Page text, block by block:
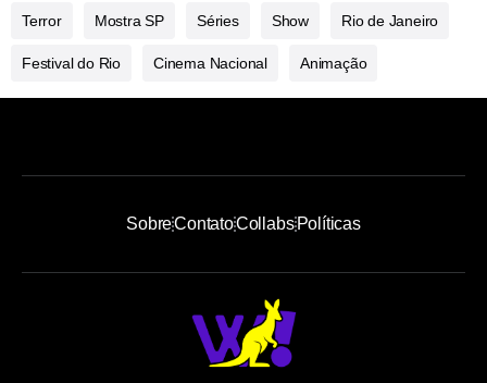
Terror Mostra SP Séries Show Rio de Janeiro
Festival do Rio Cinema Nacional Animação
SobreContatoCollabsPolíticas